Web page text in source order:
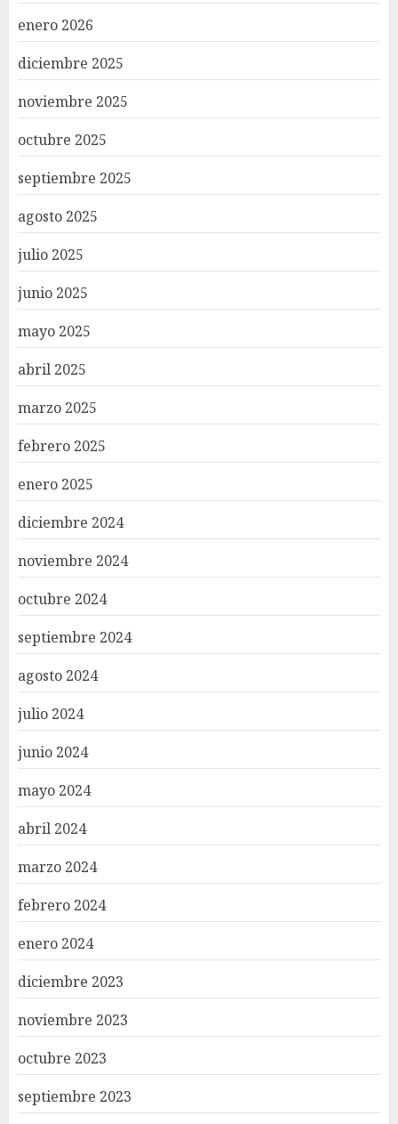
enero 2026
diciembre 2025
noviembre 2025
octubre 2025
septiembre 2025
agosto 2025
julio 2025
junio 2025
mayo 2025
abril 2025
marzo 2025
febrero 2025
enero 2025
diciembre 2024
noviembre 2024
octubre 2024
septiembre 2024
agosto 2024
julio 2024
junio 2024
mayo 2024
abril 2024
marzo 2024
febrero 2024
enero 2024
diciembre 2023
noviembre 2023
octubre 2023
septiembre 2023